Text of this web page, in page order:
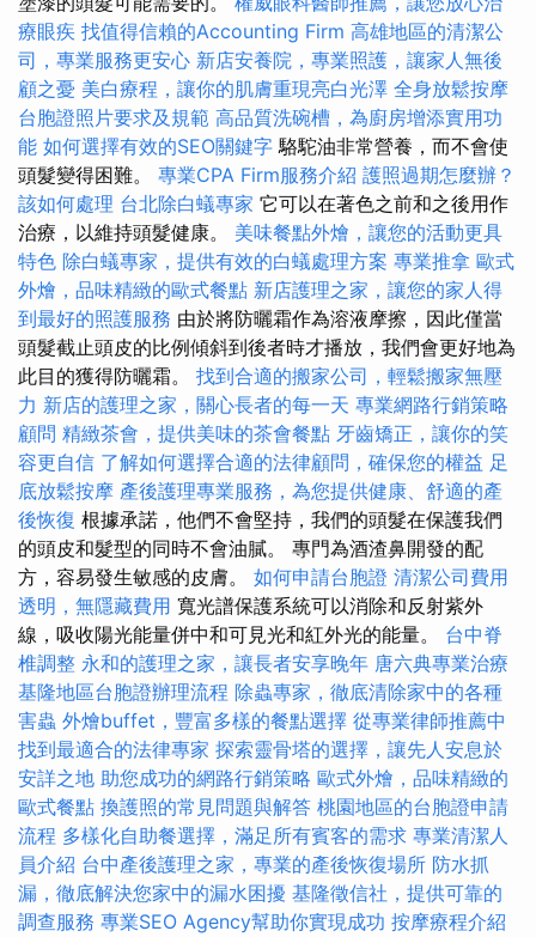
療眼疾 找值得信賴的Accounting Firm 高雄地區的清潔公
司，專業服務更安心 新店安養院，專業照護，讓家人無後
顧之憂 美白療程，讓你的肌膚重現亮白光澤 全身放鬆按摩
台胞證照片要求及規範 高品質洗碗槽，為廚房增添實用功
能 如何選擇有效的SEO關鍵字 駱駝油非常營養，而不會使
頭髮變得困難。 專業CPA Firm服務介紹 護照過期怎麼辦？
該如何處理 台北除白蟻專家 它可以在著色之前和之後用作
治療，以維持頭髮健康。 美味餐點外燴，讓您的活動更具
特色 除白蟻專家，提供有效的白蟻處理方案 專業推拿 歐式
外燴，品味精緻的歐式餐點 新店護理之家，讓您的家人得
到最好的照護服務 由於將防曬霜作為溶液摩擦，因此僅當
頭髮截止頭皮的比例傾斜到後者時才播放，我們會更好地為
此目的獲得防曬霜。 找到合適的搬家公司，輕鬆搬家無壓
力 新店的護理之家，關心長者的每一天 專業網路行銷策略
顧問 精緻茶會，提供美味的茶會餐點 牙齒矯正，讓你的笑
容更自信 了解如何選擇合適的法律顧問，確保您的權益 足
底放鬆按摩 產後護理專業服務，為您提供健康、舒適的產
後恢復 根據承諾，他們不會堅持，我們的頭髮在保護我們
的頭皮和髮型的同時不會油膩。 專門為酒渣鼻開發的配
方，容易發生敏感的皮膚。 如何申請台胞證 清潔公司費用
透明，無隱藏費用 寬光譜保護系統可以消除和反射紫外
線，吸收陽光能量併中和可見光和紅外光的能量。 台中脊
椎調整 永和的護理之家，讓長者安享晚年 唐六典專業治療
基隆地區台胞證辦理流程 除蟲專家，徹底清除家中的各種
害蟲 外燴buffet，豐富多樣的餐點選擇 從專業律師推薦中
找到最適合的法律專家 探索靈骨塔的選擇，讓先人安息於
安詳之地 助您成功的網路行銷策略 歐式外燴，品味精緻的
歐式餐點 換護照的常見問題與解答 桃園地區的台胞證申請
流程 多樣化自助餐選擇，滿足所有賓客的需求 專業清潔人
員介紹 台中產後護理之家，專業的產後恢復場所 防水抓
漏，徹底解決您家中的漏水困擾 基隆徵信社，提供可靠的
調查服務 專業SEO Agency幫助你實現成功 按摩療程介紹